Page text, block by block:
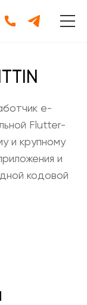
e-
Flutter-
и крупному
и
кодовой